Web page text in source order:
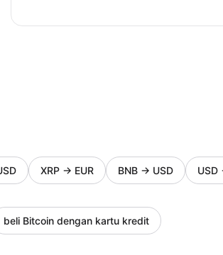
XRP → EUR BNB → USD USD
beli Bitcoin dengan kartu kredit